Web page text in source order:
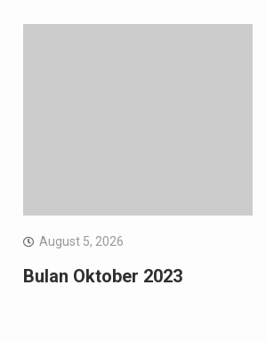
August 5, 2026
Bulan Oktober 2023